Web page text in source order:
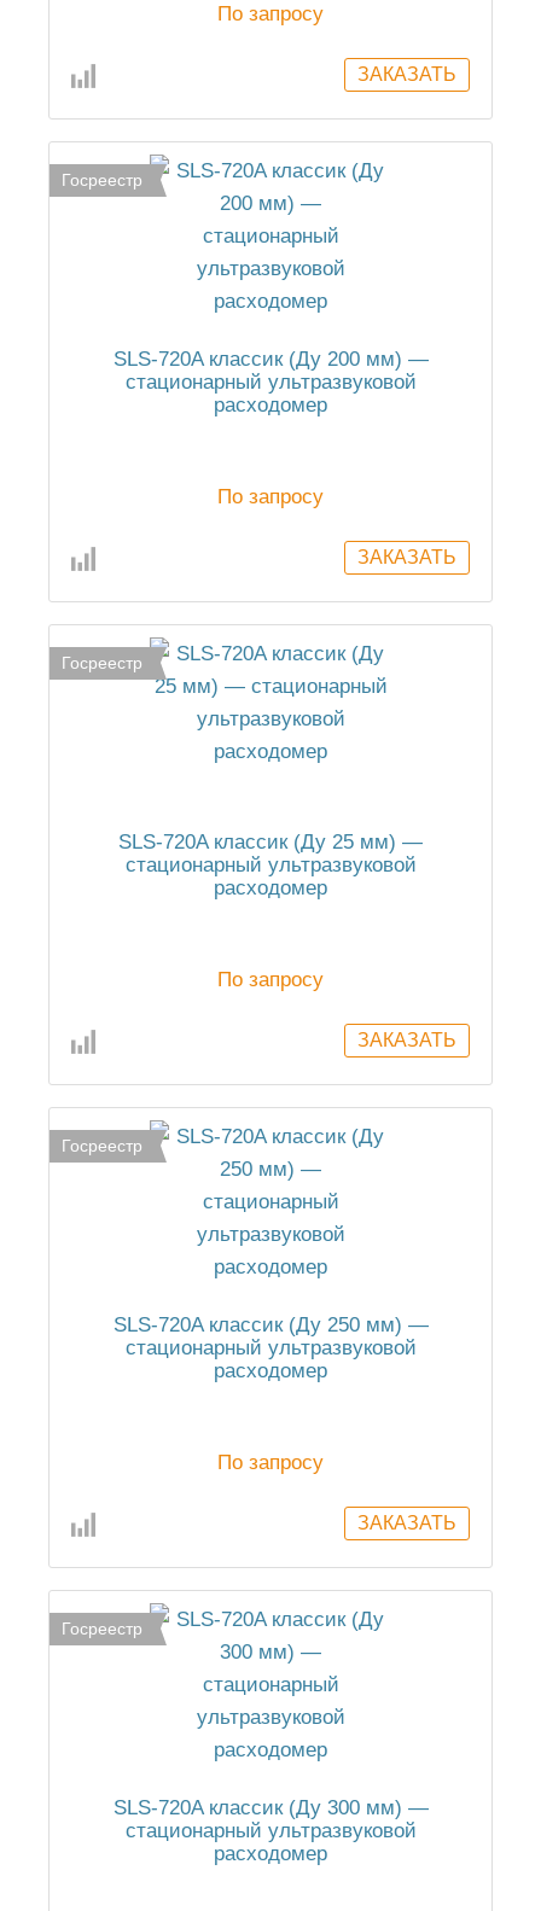
По запросу
Госреестр
SLS-720A классик (Ду 200 мм) —
стационарный ультразвуковой
расходомер
По запросу
Госреестр
SLS-720A классик (Ду 25 мм) —
стационарный ультразвуковой
расходомер
По запросу
Госреестр
SLS-720A классик (Ду 250 мм) —
стационарный ультразвуковой
расходомер
По запросу
Госреестр
SLS-720A классик (Ду 300 мм) —
стационарный ультразвуковой
расходомер